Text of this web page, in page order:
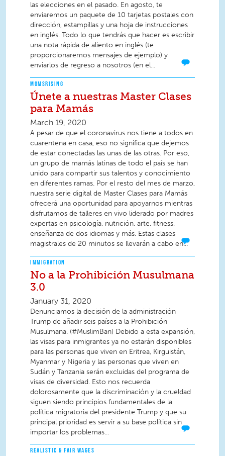
las elecciones en el pasado. En agosto, te
enviaremos un paquete de 10 tarjetas postales con
dirección, estampillas y una hoja de instrucciones
en inglés. Todo lo que tendrás que hacer es escribir
una nota rápida de aliento en inglés (te
proporcionaremos mensajes de ejemplo) y
enviarlos de regreso a nosotros (en el...
MOMSRISING
Únete a nuestras Master Clases
para Mamás
March 19, 2020
A pesar de que el coronavirus nos tiene a todos en
cuarentena en casa, eso no significa que dejemos
de estar conectadas las unas de las otras. Por eso,
un grupo de mamás latinas de todo el país se han
unido para compartir sus talentos y conocimiento
en diferentes ramas. Por el resto del mes de marzo,
nuestra serie digital de Master Clases para Mamás
ofrecerá una oportunidad para apoyarnos mientras
disfrutamos de talleres en vivo liderado por madres
expertas en psicología, nutrición, arte, fitness,
enseñanza de dos idiomas y más. Estas clases
magistrales de 20 minutos se llevarán a cabo en...
IMMIGRATION
No a la Prohibición Musulmana
3.0
January 31, 2020
Denunciamos la decisión de la administración
Trump de añadir seis países a la Prohibición
Musulmana. (#MuslimBan) Debido a esta expansión,
las visas para inmigrantes ya no estarán disponibles
para las personas que viven en Eritrea, Kirguistán,
Myanmar y Nigeria y las personas que viven en
Sudán y Tanzania serán excluidas del programa de
visas de diversidad. Esto nos recuerda
dolorosamente que la discriminación y la crueldad
siguen siendo principios fundamentales de la
política migratoria del presidente Trump y que su
principal prioridad es servir a su base política sin
importar los problemas...
REALISTIC & FAIR WAGES